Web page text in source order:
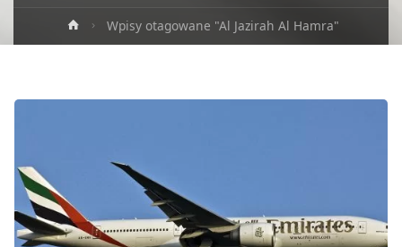
Strona
główna
Wpisy otagowane "Al Jazirah Al Hamra"